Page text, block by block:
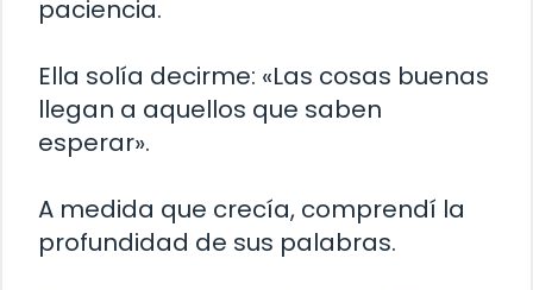
paciencia.
Ella solía decirme: «Las cosas buenas
llegan a aquellos que saben
esperar».
A medida que crecía, comprendí la
profundidad de sus palabras.